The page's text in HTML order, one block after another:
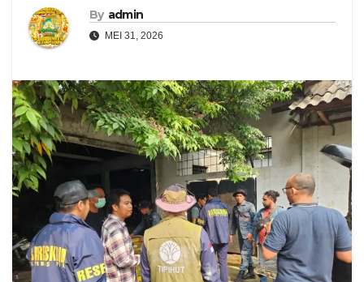
By admin
MEI 31, 2026